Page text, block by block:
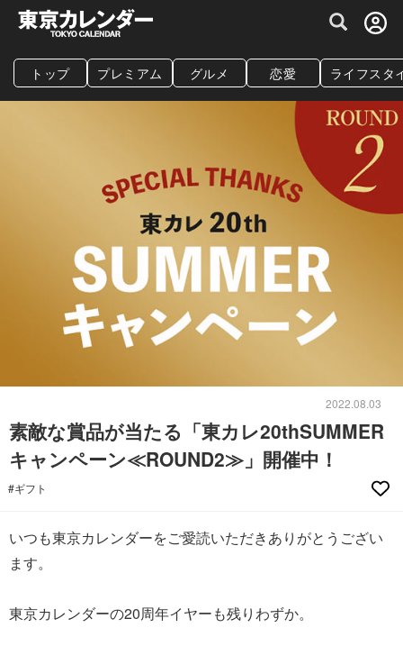
グルメ情報・プレミアムレストラン予約
トップ プレミアム グルメ 恋愛 ライフスタ
2022.08.03
素敵な賞品が当たる「東カレ20thSUMMER
キャンペーン≪ROUND2≫」開催中！
#ギフト
いつも東京カレンダーをご愛読いただきありがとうござい
ます。
東京カレンダーの20周年イヤーも残りわずか。